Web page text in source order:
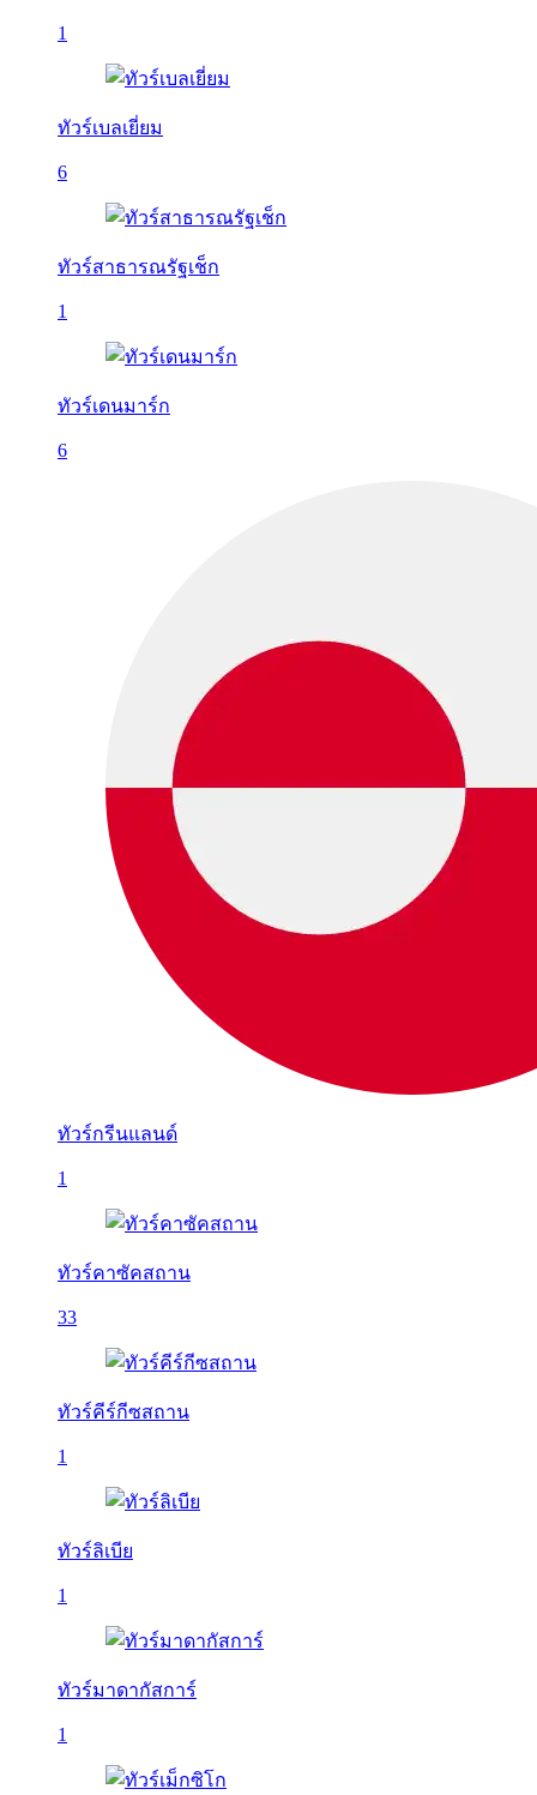
1
ทัวร์เบลเยี่ยม
6
ทัวร์สาธารณรัฐเช็ก
1
ทัวร์เดนมาร์ก
6
ทัวร์กรีนแลนด์
1
ทัวร์คาซัคสถาน
33
ทัวร์คีร์กีซสถาน
1
ทัวร์ลิเบีย
1
ทัวร์มาดากัสการ์
1